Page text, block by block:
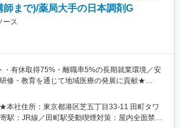
回る離職率5%など長期的に働きやすい環境で
部全体では24名所属、うち4名が保健師（20～
の定める業務
ルのため、裁量をもって営業活動を行うことが
を合わせ、営業職4名、営業アシスタント4名で
。
活躍されている方も多く、組織もフランクで話
魅力。3年以内の離職率が0%と、社員の定着率
師まで)/薬局大手の日本調剤G
ース
有休取得75%・離職率5%の長期就業環境／安
修・教育を通じて地域医療の発展に貢献★
】
大手：日本調剤グループで、「医療・ヘルスケ
本社住所：東京都港区芝五丁目33-11 田町タワ
駅：JR線／田町駅受動喫煙対策：屋内全面禁煙